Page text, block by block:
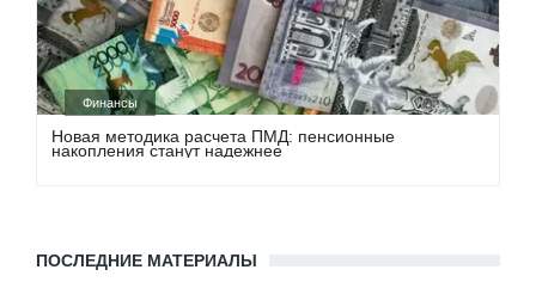
Финансы
Новая методика расчета ПМД: пенсионные
накопления станут надежнее
ПОСЛЕДНИЕ МАТЕРИАЛЫ